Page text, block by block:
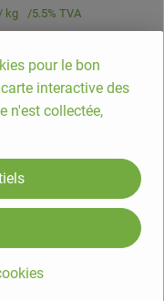
kg 5.5% TVA
Origine
10,8%), eau, sucre
arÃ´me naturel
jus concentrÃ© de
ferments
acidophilus.
pour le bon
interactive des
n'est collectée,